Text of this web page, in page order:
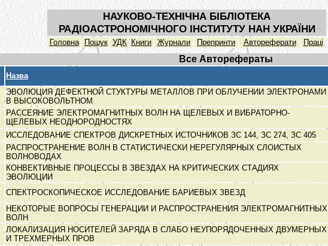
НАУКОВО-ТЕХНІЧНА БІБЛІОТЕКА
РАДІОАСТРОНОМІЧНОГО ІНСТИТУТУ НАН УКРАЇНИ
Головна Пошук УДК Книги Журнали Препринти Автореферати Праці
Все Авторефераты
Назва
ЭВОЛЮЦИЯ ДЕФЕКТНОЙ СТУКТУРЫ МЕТАЛЛОВ ПРИ ОБЛУЧЕНИИ ЭЛЕКТРОНАМИ
В ВЫСОКОВОЛЬТНОМ
РАССЕЯНИЕ ЭЛЕКТРОМАГНИТНЫХ ВОЛН НА ЩЕЛЕВЫХ И ВИБРАТОРНО-
ЩЕЛЕВЫХ НЕОДНОРОДНОСТЯХ
ИССЛЕДОВАНИЕ СПЕКТРОВ ДИСКРЕТНЫХ ИСТОЧНИКОВ ЗС 144, ЗС 274, ЗС 405
РАСПРОСТРАНЕНИЕ ВОЛН В СТАТИСТИЧЕСКИ НЕРЕГУЛЯРНЫХ СЛОИСТЫХ
ВОЛНОВОДАХ
КОНВЕКТИВНЫЕ ПРОЦЕССЫ В ЗВЕЗДАХ НА КРИТИЧЕСКИХ СТАДИЯХ
ЭВОЛЮЦИИ
СПЕКТРОСКОПИЧЕСКОЕ ИССЛЕДОВАНИЕ БАРИЕВЫХ ЗВЕЗД
НЕКОТОРЫЕ ВОПРОСЫ ГЕНЕРАЦИИ И РАСПРОСТРАНЕНИЯ ЭЛЕКТРОМАГНИТНЫХ
ВОЛН
ЛОКАЛИЗАЦИЯ НОСИТЕЛЕЙ ЗАРЯДА В СЛАБО НЕУПОРЯДОЧЕННЫХ ДВУМЕРНЫХ
И ТРЕХМЕРНЫХ ПРОВ